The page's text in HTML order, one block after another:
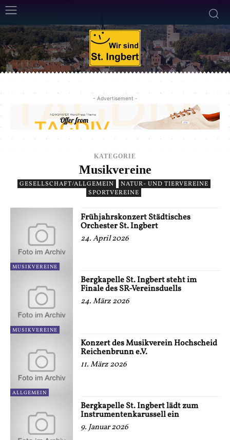
- Advertisement -
KATEGORIE
Musikvereine
GESELLSCHAFT/ALLGEMEIN
NATUR- UND TIERVEREINE
SPORTVEREINE
MUSIKVEREINE
Frühjahrskonzert Städtisches
Orchester St. Ingbert
24. April 2026
MUSIKVEREINE
Bergkapelle St. Ingbert steht im
Finale des SR-Vereinsduells
24. März 2026
ALLGEMEIN
Konzert des Musikverein Hochscheid
Reichenbrunn e.V.
11. März 2026
Bergkapelle St. Ingbert lädt zum
Instrumentenkarussell ein
9. Januar 2026